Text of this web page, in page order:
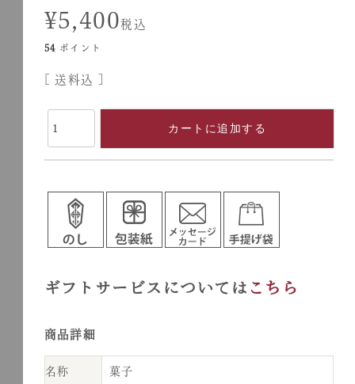
¥5,400税込
54 ポイント
送料込
カートに追加する
ギフトサービスについては こちら
商品詳細
名称 菓子